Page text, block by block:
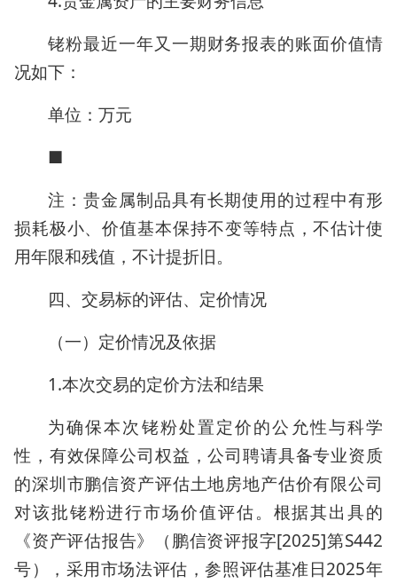
铑粉最近一年又一期财务报表的账面价值情
况如下：
单位：万元
■
注：贵金属制品具有长期使用的过程中有形
损耗极小、价值基本保持不变等特点，不估计使
用年限和残值，不计提折旧。
四、交易标的评估、定价情况
（一）定价情况及依据
1.本次交易的定价方法和结果
为确保本次铑粉处置定价的公允性与科学
性，有效保障公司权益，公司聘请具备专业资质
的深圳市鹏信资产评估土地房地产估价有限公司
对该批铑粉进行市场价值评估。根据其出具的
《资产评估报告》（鹏信资评报字[2025]第S442
号），采用市场法评估，参照评估基准日2025年